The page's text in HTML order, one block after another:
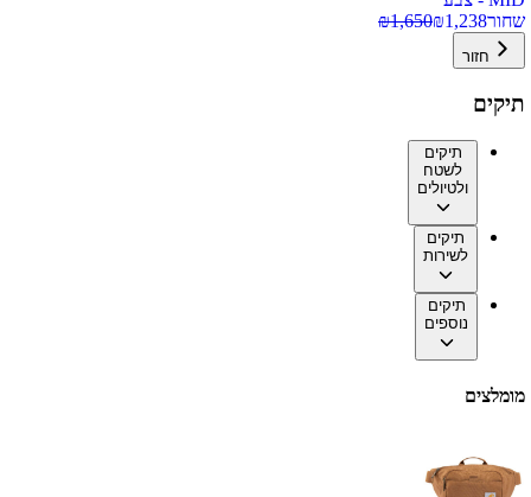
שחור
₪1,238
₪1,650
חזור
תיקים
תיקים
לשטח
ולטיולים
תיקים
לשירות
תיקים
נוספים
מומלצים